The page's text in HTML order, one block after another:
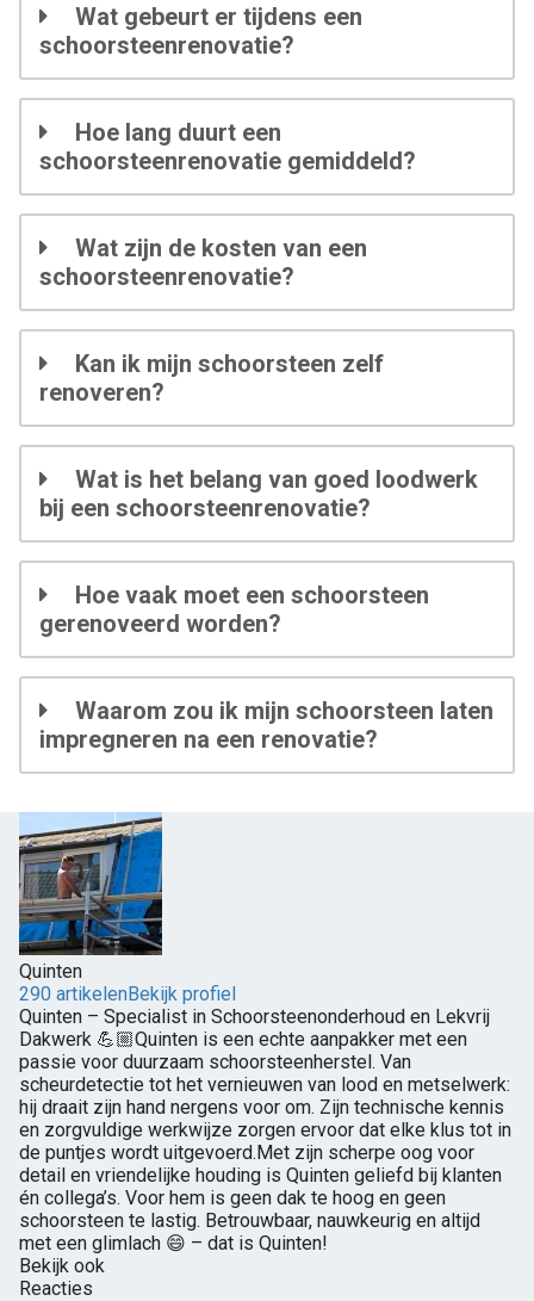
Wat gebeurt er tijdens een
schoorsteenrenovatie?
Hoe lang duurt een
schoorsteenrenovatie gemiddeld?
Wat zijn de kosten van een
schoorsteenrenovatie?
Kan ik mijn schoorsteen zelf
renoveren?
Wat is het belang van goed loodwerk
bij een schoorsteenrenovatie?
Hoe vaak moet een schoorsteen
gerenoveerd worden?
Waarom zou ik mijn schoorsteen laten
impregneren na een renovatie?
Quinten
290 artikelenBekijk profiel
Quinten – Specialist in Schoorsteenonderhoud en Lekvrij
Dakwerk 💪🏼Quinten is een echte aanpakker met een
passie voor duurzaam schoorsteenherstel. Van
scheurdetectie tot het vernieuwen van lood en metselwerk:
hij draait zijn hand nergens voor om. Zijn technische kennis
en zorgvuldige werkwijze zorgen ervoor dat elke klus tot in
de puntjes wordt uitgevoerd.Met zijn scherpe oog voor
detail en vriendelijke houding is Quinten geliefd bij klanten
én collega’s. Voor hem is geen dak te hoog en geen
schoorsteen te lastig. Betrouwbaar, nauwkeurig en altijd
met een glimlach 😄 – dat is Quinten!
Bekijk ook
Reacties